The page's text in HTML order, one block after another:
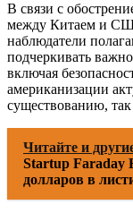
В связи с
между Китаем и
наблюдатели
подчеркивать
включая
американизации
существованию,
Читайте и
Startup Faraday
долларов в